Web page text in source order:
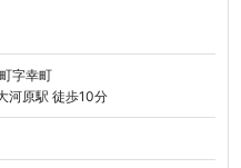
字幸町
河原駅 徒歩10分